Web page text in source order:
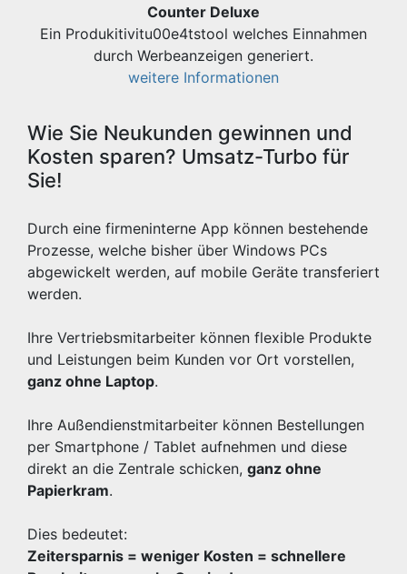
Counter Deluxe
Ein Produkitivitu00e4tstool welches Einnahmen
durch Werbeanzeigen generiert.
weitere Informationen
Wie Sie Neukunden gewinnen und
Kosten sparen? Umsatz-Turbo für
Sie!
Durch eine firmeninterne App können bestehende
Prozesse, welche bisher über Windows PCs
abgewickelt werden, auf mobile Geräte transferiert
werden.
Ihre Vertriebsmitarbeiter können flexible Produkte
und Leistungen beim Kunden vor Ort vorstellen,
ganz ohne Laptop.
Ihre Außendienstmitarbeiter können Bestellungen
per Smartphone / Tablet aufnehmen und diese
direkt an die Zentrale schicken, ganz ohne
Papierkram.
Dies bedeutet:
Zeitersparnis = weniger Kosten = schnellere